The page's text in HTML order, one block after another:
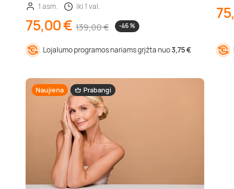
1 asm.
iki 1 val.
75,00 € 139,00 € -46 %
Lojalumo programos nariams grįžta nuo3,75 €
Naujiena Prabangi